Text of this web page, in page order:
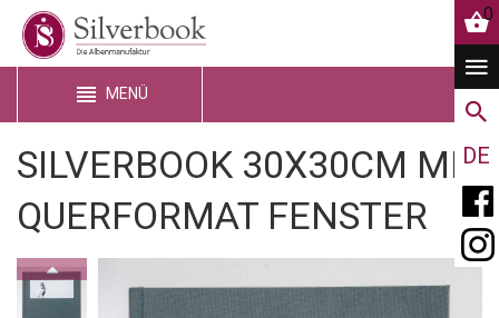
0
DE
MENÜ
SILVERBOOK 30X30CM MIT
QUERFORMAT FENSTER